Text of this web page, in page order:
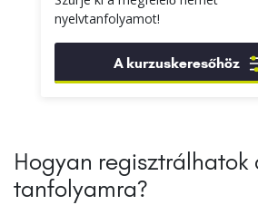
nyelvtanfolyamot!
A kurzuskeresőhöz
Hogyan regisztrálhatok
tanfolyamra?